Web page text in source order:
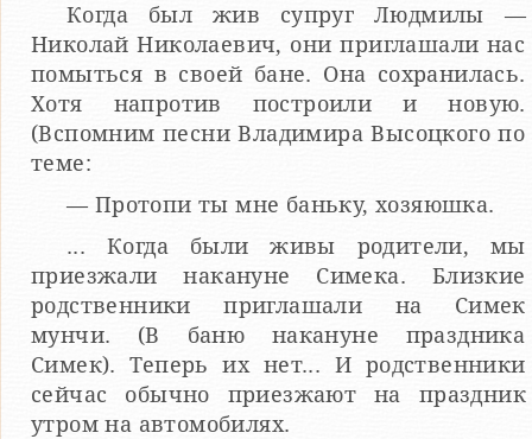
Когда был жив супруг Людмилы —
Николай Николаевич, они приглашали нас
помыться в своей бане. Она сохранилась.
Хотя напротив построили и новую.
(Вспомним песни Владимира Высоцкого по
теме:
— Протопи ты мне баньку, хозяюшка.
... Когда были живы родители, мы
приезжали накануне Симека. Близкие
родственники приглашали на Симек
мунчи. (В баню накануне праздника
Симек). Теперь их нет... И родственники
сейчас обычно приезжают на праздник
утром на автомобилях.